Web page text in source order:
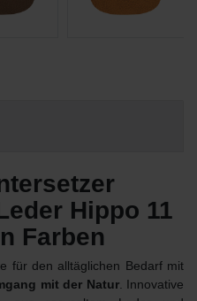
Hippo 11
Farben
für den alltäglichen Bedarf mit
mit der Natur. Innovative